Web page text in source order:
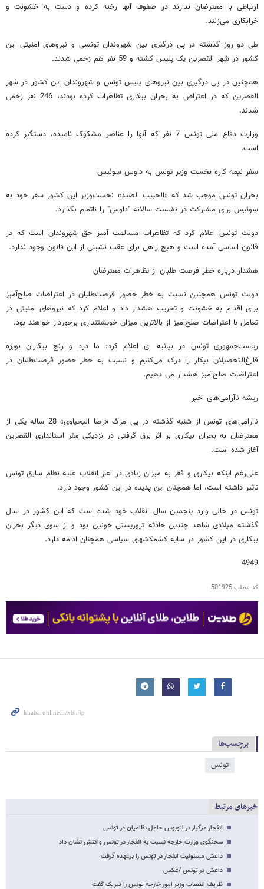
ارتباطی با معترضان ندارند در صفوف آنها رخنه کرده و دست به خشونت و
خرابکاری می‌زنند.
طی دو روز گذشته در پی درگیری بین شهروندان تونسی و نیروهای امنیتی این
کشور در شهر القصرین یک پلیس کشته و 59 نفر هم زخمی شدند.
همچنین در پی درگیری بین نیروهای پلیس تونس و شهروندان این کشور در شهر
القصرین که در اعتراض به بحران بیکاری تظاهرات کرده بودند، 246 نفر زخمی
شدند.
وزارت دفاع ملی تونس 7 نفر که آنها را عناصر مشکوک نامیده، دستگیر کرده
است.
سفر نیمه کاره نخست وزیر تونس به داوس سوئیس
بحران تونس موجب شد که «الحبیب الصید» نخست‌وزیر این کشور سفر خود به
سوئیس برای مشارکت در نشست سالانه "داوس" را ناتمام بگذارد.
دولت تونس اعلام کرد که تظاهرات مسالمت آمیز حق شهروندان است که در
قانون اساسی آمده است و هیچ راهی برای عقب نشینی از این قانون وجود ندارد.
هشدار درباره خطر فرصت طلبان از تظاهرات معترضان
دولت تونس همچنین نسبت به خطر حضور فرصت‌طلبان در اعتراضات صلح‌آمیز
برای اقدام به خشونت و تخریب هشدار داد و اعلام کرد که نیروهای امنیتی در
تعامل با اعتراضات صلح‌آمیز از بالاترین میزان خویشتنداری برخوردار خواهند بود.
ریاست‌جمهوری تونس در بیانیه ای اعلام کرد: ما درد و رنج بیکاران بویژه
فارغ‌التحصیلان بیکار را درک می‌کنیم و نسبت به خطر حضور فرصت‌طلبان در
اعتراضات صلح‌آمیز هشدار می دهیم.
ریشه ناآرامی‌های اخیر
ناآرامی‌های تونس از شنبه گذشته در پی مرگ «رضا الیحیاوی» 28 ساله یکی از
معترضان به بحران بیکاری بر اثر برق گرفتی در نزدیکی مقر استانداری القصرین
آغاز شده است.
علی‌رغم اینکه بیکاری و فقر به میزان زیادی در آغاز انقلاب علیه نظام سابق تونس
تاثیر داشته است، اما همچنان این پدیده در این کشور وجود دارد.
تونس در حالی وارد پنجمین سال انقلاب خود شده است که این کشور در سال
گذشته میلادی شاهد چندین حادثه تروریستی خونین بود و از سوی دیگر بحران
بیکاری در این کشور در سایه کشمکشهای سیاسی همچنان ادامه دارد.
4949
کد مطلب501925
برچسب‌ها
تونس
خبرهای مرتبط
انفجار مرگبار در اتوبوس حامل نظامیان در تونس
سخنگوی وزارت خارجه نسبت به انفجار در تونس واکنش نشان داد
داعش مسئولیت انفجار در تونس را برعهده گرفت
داعش در تونس /عکس
ظریف انتصاب وزیر امور خارجه تونس را تبریک گفت